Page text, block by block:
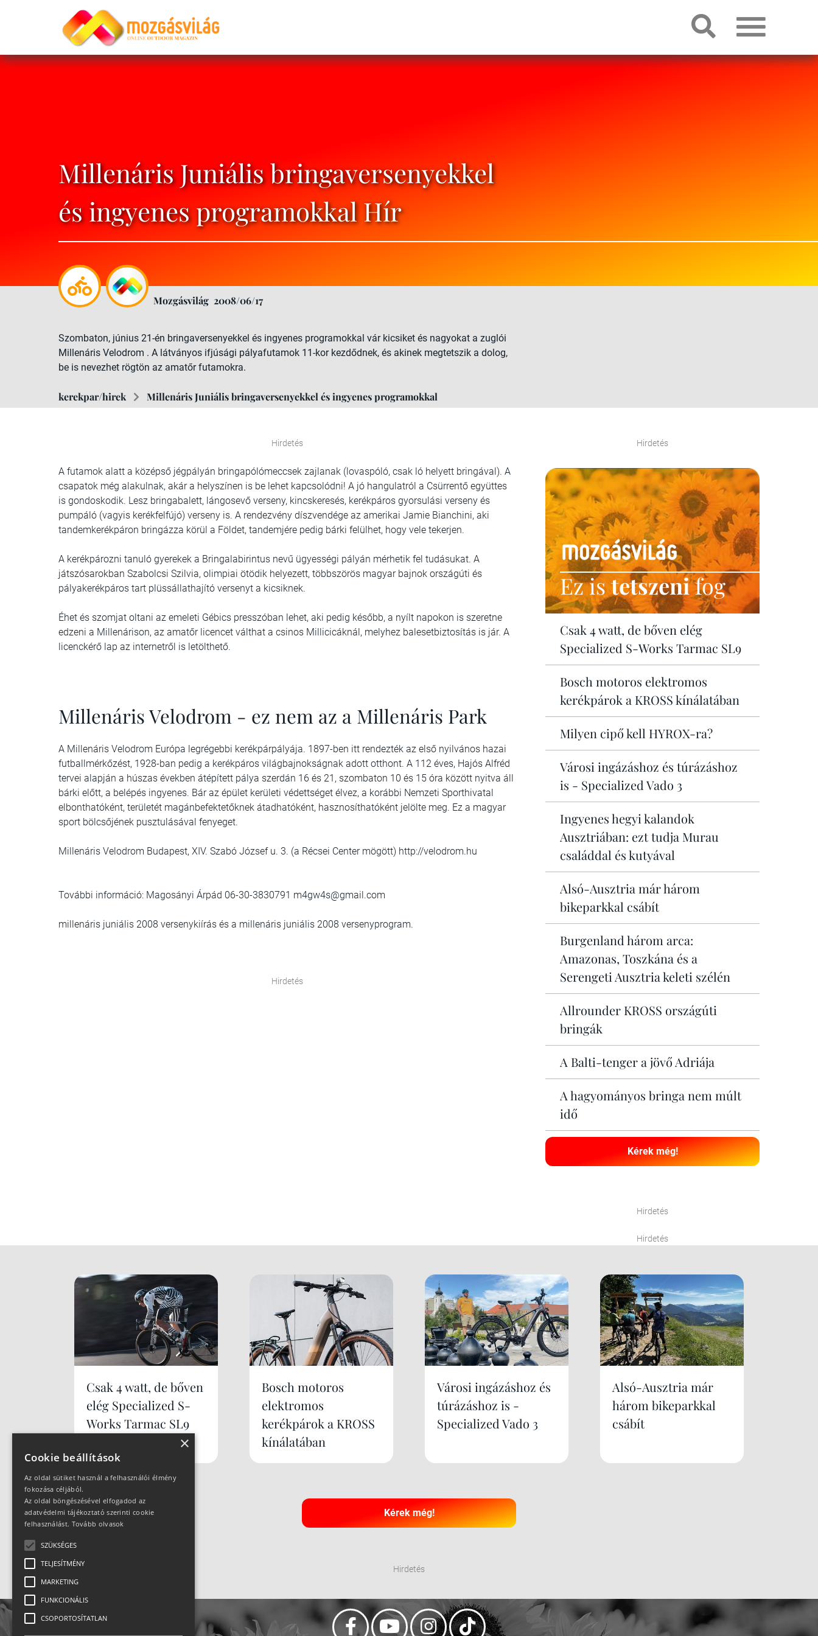
Millenáris Juniális bringaversenyekkel
és ingyenes programokkal Hír
Mozgásvilág 2008/06/17
Szombaton, június 21-én bringaversenyekkel és ingyenes programokkal vár kicsiket és nagyokat a zuglói
Millenáris Velodrom . A látványos ifjúsági pályafutamok 11-kor kezdődnek, és akinek megtetszik a dolog,
be is nevezhet rögtön az amatőr futamokra.
kerekpar/hirek Millenáris Juniális bringaversenyekkel és ingyenes programokkal
Hirdetés
A futamok alatt a középső jégpályán bringapólómeccsek zajlanak (lovaspóló, csak ló helyett bringával). A
csapatok még alakulnak, akár a helyszínen is be lehet kapcsolódni! A jó hangulatról a Csürrentő együttes
is gondoskodik. Lesz bringabalett, lángosevő verseny, kincskeresés, kerékpáros gyorsulási verseny és
pumpáló (vagyis kerékfelfújó) verseny is. A rendezvény díszvendége az amerikai Jamie Bianchini, aki
tandemkerékpáron bringázza körül a Földet, tandemjére pedig bárki felülhet, hogy vele tekerjen.
A kerékpározni tanuló gyerekek a Bringalabirintus nevű ügyességi pályán mérhetik fel tudásukat. A
játszósarokban Szabolcsi Szilvia, olimpiai ötödik helyezett, többszörös magyar bajnok országúti és
pályakerékpáros tart plüssállathajító versenyt a kicsiknek.
Éhet és szomjat oltani az emeleti Gébics presszóban lehet, aki pedig később, a nyílt napokon is szeretne
edzeni a Millenárison, az amatőr licencet válthat a csinos Millicicáknál, melyhez balesetbiztosítás is jár. A
licenckérő lap az internetről is letölthető.
Millenáris Velodrom - ez nem az a Millenáris Park
A Millenáris Velodrom Európa legrégebbi kerékpárpályája. 1897-ben itt rendezték az első nyilvános hazai
futballmérkőzést, 1928-ban pedig a kerékpáros világbajnokságnak adott otthont. A 112 éves, Hajós Alfréd
tervei alapján a húszas években átépített pálya szerdán 16 és 21, szombaton 10 és 15 óra között nyitva áll
bárki előtt, a belépés ingyenes. Bár az épület kerületi védettséget élvez, a korábbi Nemzeti Sporthivatal
elbonthatóként, területét magánbefektetőknek átadhatóként, hasznosíthatóként jelölte meg. Ez a magyar
sport bölcsőjének pusztulásával fenyeget.
Millenáris Velodrom Budapest, XIV. Szabó József u. 3. (a Récsei Center mögött) http://velodrom.hu
További információ: Magosányi Árpád 06-30-3830791 m4gw4s@gmail.com
millenáris juniális 2008 versenykiírás és a millenáris juniális 2008 versenyprogram.
Hirdetés
Hirdetés
Ez istetszenifog
Csak 4 watt, de bőven elég
Specialized S-Works Tarmac SL9
Bosch motoros elektromos
kerékpárok a KROSS kínálatában
Milyen cipő kell HYROX-ra?
Városi ingázáshoz és túrázáshoz
is - Specialized Vado 3
Ingyenes hegyi kalandok
Ausztriában: ezt tudja Murau
családdal és kutyával
Alsó-Ausztria már három
bikeparkkal csábít
Burgenland három arca:
Amazonas, Toszkána és a
Serengeti Ausztria keleti szélén
Allrounder KROSS országúti
bringák
A Balti-tenger a jövő Adriája
A hagyományos bringa nem múlt
idő
Kérek még!
Hirdetés
Hirdetés
Csak 4 watt, de bőven
elég Specialized S-
Works Tarmac SL9
Bosch motoros
elektromos
kerékpárok a KROSS
kínálatában
Városi ingázáshoz és
túrázáshoz is -
Specialized Vado 3
Alsó-Ausztria már
három bikeparkkal
csábít
Kérek még!
Hirdetés
×
Cookie beállítások
Az oldal sütiket használ a felhasználói élmény
fokozása céljából.
Az oldal böngészésével elfogadod az
adatvédelmi tájékoztató szerinti cookie
felhasználást. Tovább olvasok
SZÜKSÉGES
TELJESÍTMÉNY
MARKETING
FUNKCIONÁLIS
CSOPORTOSÍTATLAN